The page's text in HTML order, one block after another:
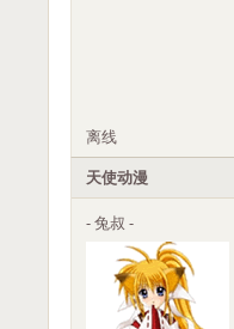
离线
天使动漫
- 兔叔 -